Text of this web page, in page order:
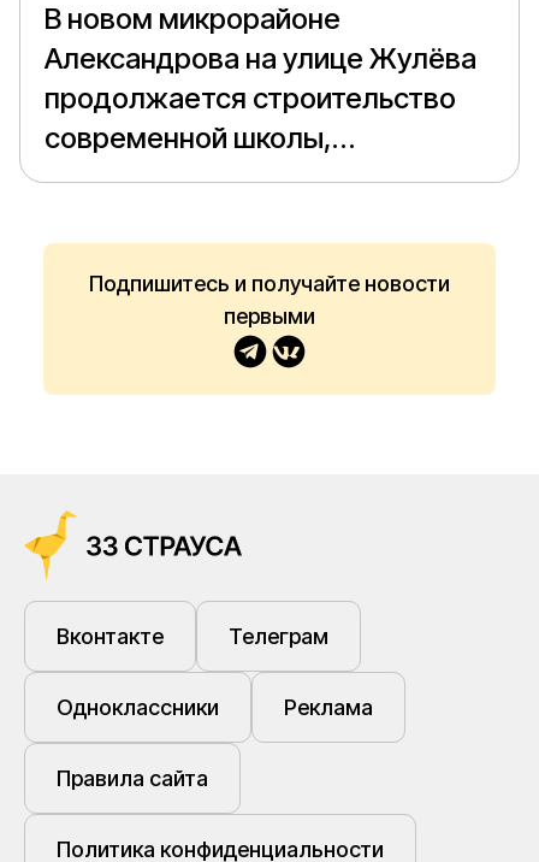
В новом микрорайоне
Александрова на улице Жулёва
продолжается строительство
современной школы,
рассчитанной на 1100 учеников.
Подпишитесь и получайте новости
первыми
Вконтакте Телеграм
Одноклассники Реклама
Правила сайта
Политика конфиденциальности